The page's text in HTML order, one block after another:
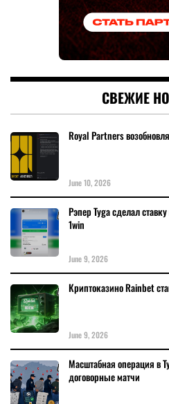
СВЕЖИЕ
Royal Partners
June 10, 2026
Рэпер Tyga сделал
1win
June 9, 2026
Криптоказино Rainbet
June 9, 2026
Масштабная операция в
договорные матчи